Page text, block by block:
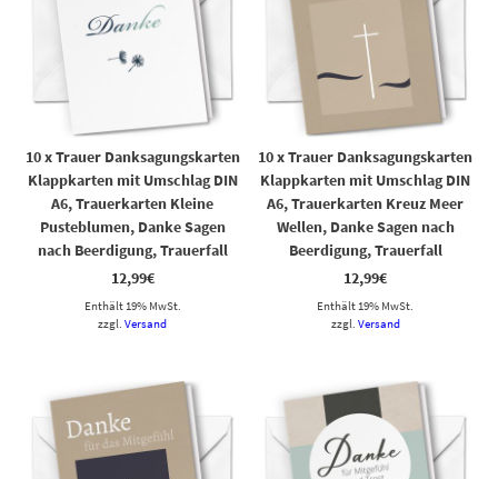
10 x Trauer Danksagungskarten
Klappkarten mit Umschlag DIN
A6, Trauerkarten Kleine
Pusteblumen, Danke Sagen
nach Beerdigung, Trauerfall
12,99€
Enthält 19% MwSt.
zzgl.Versand
10 x Trauer Danksagungskarten
Klappkarten mit Umschlag DIN
A6, Trauerkarten Kreuz Meer
Wellen, Danke Sagen nach
Beerdigung, Trauerfall
12,99€
Enthält 19% MwSt.
zzgl. Versand